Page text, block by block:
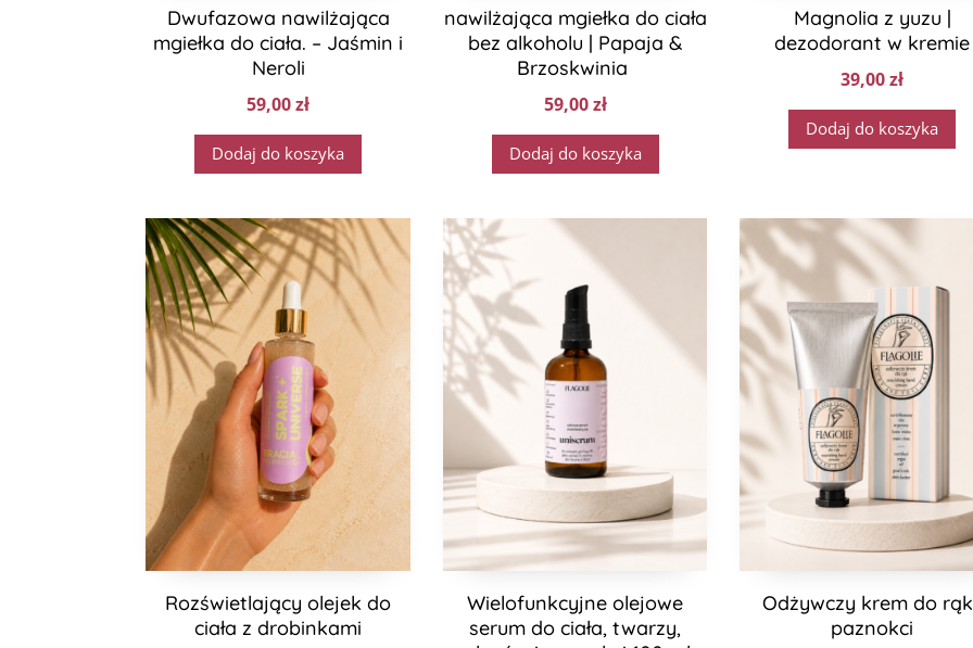
Dwufazowa nawilżająca
mgiełka do ciała. – Jaśmin i
Neroli
59,00zł
Dodaj do koszyka
nawilżająca mgiełka do ciała
bez alkoholu | Papaja &
Brzoskwinia
59,00zł
Dodaj do koszyka
Magnolia z yuzu |
dezodorant w kremie
39,00zł
Dodaj do koszyka
Rozświetlający olejek do
ciała z drobinkami
Wielofunkcyjne olejowe
serum do ciała, twarzy,
Odżywczy krem do
paznokci